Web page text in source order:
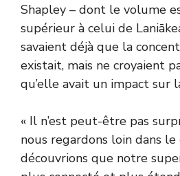
Shapley – dont le volume
supérieur à celui de
savaient déjà que la
existait, mais ne croyaient
qu’elle avait un impact sur
« Il n’est peut-être pas
nous regardons loin dans le
découvrions que notre